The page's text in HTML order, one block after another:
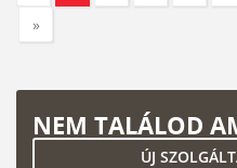
»
NEM TALÁLOD
ÚJ